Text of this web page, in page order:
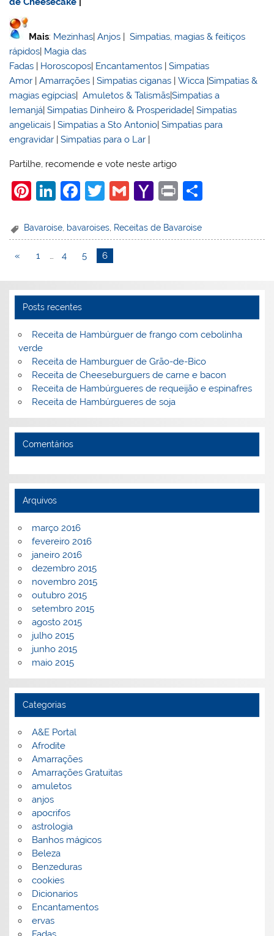
Mais: Mezinhas|Anjos |Simpatias, magias & feitiços
rápidos| Magia das
Fadas | Horoscopos| Encantamentos |Simpatias
Amor |Amarrações |Simpatias ciganas |Wicca |Simpatias &
magias egípcias|Amuletos & Talismãs|Simpatias a
Iemanjá|Simpatias Dinheiro & Prosperidade|Simpatias
angelicais |Simpatias a Sto Antonio|Simpatias para
engravidar |Simpatias para o Lar |
Partilhe, recomende e vote neste artigo
Pi
er
e
Li
k
e
F
c
e
o
k
T
itt
er
G
ai
Y
h
l
Pr
t
Bavaroise, bavaroises, Receitas de Bavaroise
« 1 4 5 6
Posts recentes
Receita de Hambúrguer de frango com cebolinha
verde
Receita de Hamburguer de Grão-de-Bico
Receita de Cheeseburguers de carne e bacon
Receita de Hambúrgueres de requeijão e espinafres
Receita de Hambúrgueres de soja
Comentários
Arquivos
março 2016
fevereiro 2016
janeiro 2016
dezembro 2015
novembro 2015
outubro 2015
setembro 2015
agosto 2015
julho 2015
junho 2015
maio 2015
Categorias
A&E Portal
Afrodite
Amarrações
Amarrações Gratuitas
amuletos
anjos
apocrifos
astrologia
Banhos mágicos
Beleza
Benzeduras
cookies
Dicionarios
Encantamentos
ervas